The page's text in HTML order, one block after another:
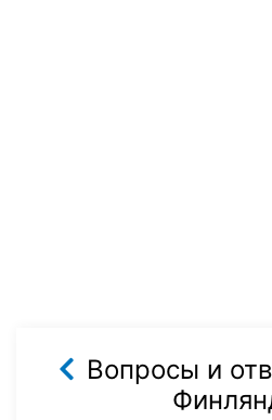
Вопросы и